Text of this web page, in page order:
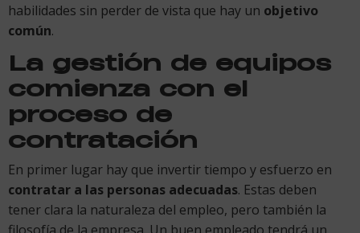
habilidades sin perder de vista que hay un objetivo
común.
La gestión de equipos
comienza con el
proceso de
contratación
En primer lugar hay que invertir tiempo y esfuerzo en
contratar a las personas adecuadas. Estas deben
tener clara la naturaleza del empleo, pero también la